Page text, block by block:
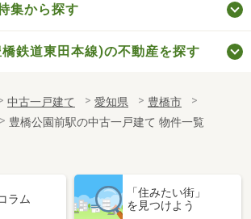
集から探す
鉄道東田本線)の不動産を探す
中古一戸建て 愛知県
豊橋市
豊橋公園前駅の中古一戸建て 物件一覧
ラム
「住みたい街」
を見つけよう